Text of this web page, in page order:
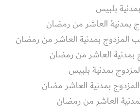
بلبيس
بمدنية العاشر من رمضان
المزدوج بمدنية العاشر من رمضان
بمدنية العاشر من رمضان
بمدنية بلبيس
بمدنية العاشر مضان